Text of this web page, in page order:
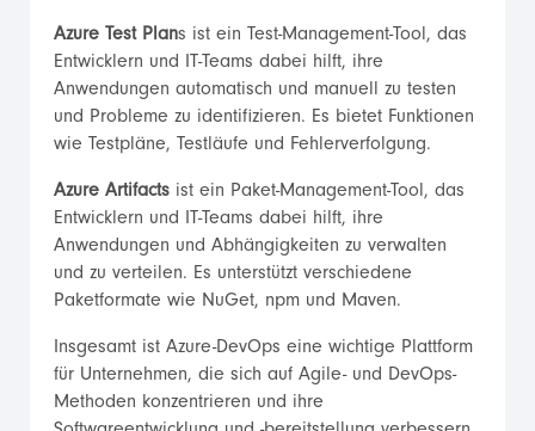
Azure Test Plans ist ein Test-Management-Tool, das
Entwicklern und IT-Teams dabei hilft, ihre
Anwendungen automatisch und manuell zu testen
und Probleme zu identifizieren. Es bietet Funktionen
wie Testpläne, Testläufe und Fehlerverfolgung.
Azure Artifacts ist ein Paket-Management-Tool, das
Entwicklern und IT-Teams dabei hilft, ihre
Anwendungen und Abhängigkeiten zu verwalten
und zu verteilen. Es unterstützt verschiedene
Paketformate wie NuGet, npm und Maven.
Insgesamt ist Azure-DevOps eine wichtige Plattform
für Unternehmen, die sich auf Agile- und DevOps-
Methoden konzentrieren und ihre